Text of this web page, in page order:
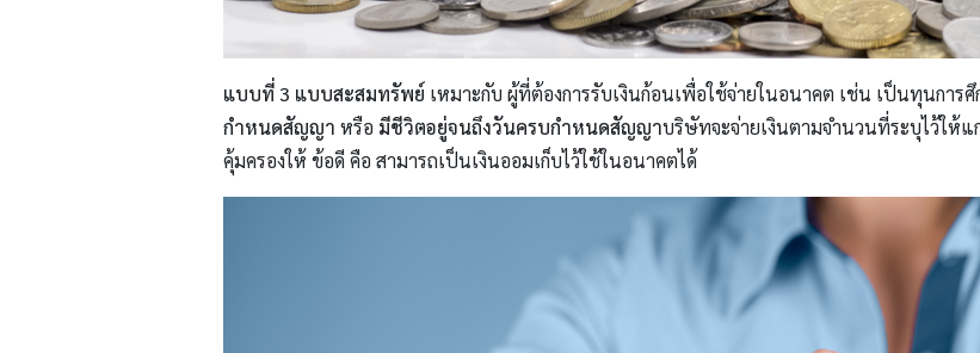
แบบที่ 3 แบบสะสมทรัพย์ เหมาะกับ ผู้ที่ต้องการรับเงินก้อนเพื่อใช้จ่ายในอนาคต เช่น เป็นทุนการ
กำหนดสัญญา หรือ มีชีวิตอยู่จนถึงวันครบกำหนดสัญญาบริษัทจะจ่ายเงินตามจำนวนที่ระบุไว้ให้
คุ้มครองให้ ข้อดี คือ สามารถเป็นเงินออมเก็บไว้ใช้ในอนาคตได้